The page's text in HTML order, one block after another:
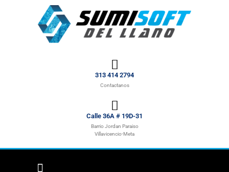
313 414 2794
Contactanos
Calle 36A # 19D-31
Barrio Jordan Paraiso
Villavicencio-Meta